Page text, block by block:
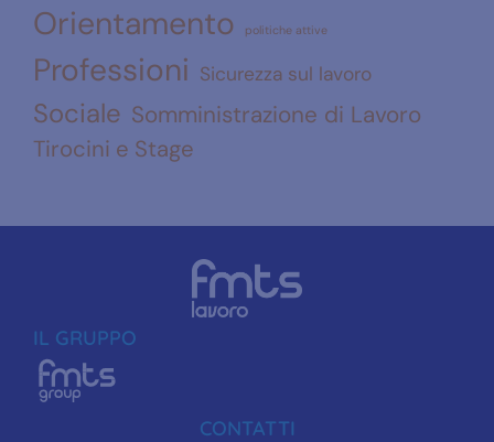
Orientamento politiche attive
Professioni Sicurezza sul lavoro
Sociale Somministrazione di Lavoro
Tirocini e Stage
IL GRUPPO
CONTATTI